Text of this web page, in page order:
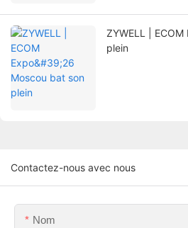
ZYWELL |
plein
Contactez-nous avec nous
Nom